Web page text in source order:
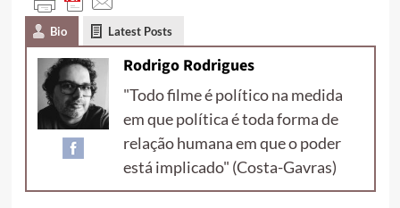
Bio Latest Posts
Rodrigo Rodrigues
"Todo filme é político na medida
em que política é toda forma de
relação humana em que o poder
está implicado" (Costa-Gavras)